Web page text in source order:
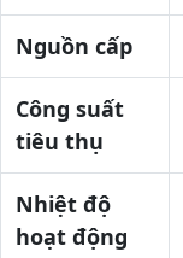
Nguồn cấp
Công suất
tiêu thụ
Nhiệt độ
hoạt động